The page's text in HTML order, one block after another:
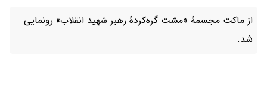
از ماکت مجسمهٔ «مشت گره‌کردهٔ رهبر شهید انقلاب» رونمایی
شد.